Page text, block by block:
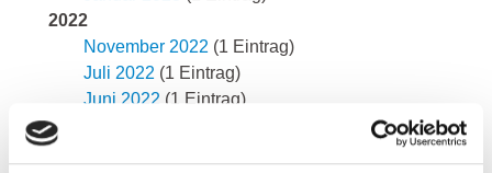
2022
November 2022 (1 Eintrag)
Juli 2022 (1 Eintrag)
Juni 2022 (1 Eintrag)